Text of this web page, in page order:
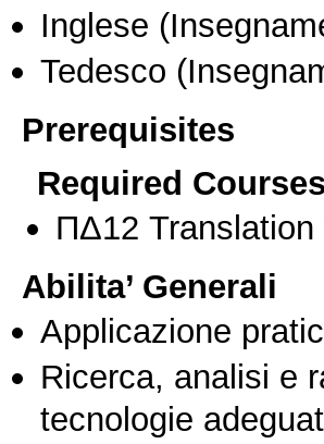
Inglese
Tedesco
Prerequisites
Required Courses
ΠΔ12 Translation
Abilita’ Generali
Applicazione
Ricerca, analisi e
tecnologie